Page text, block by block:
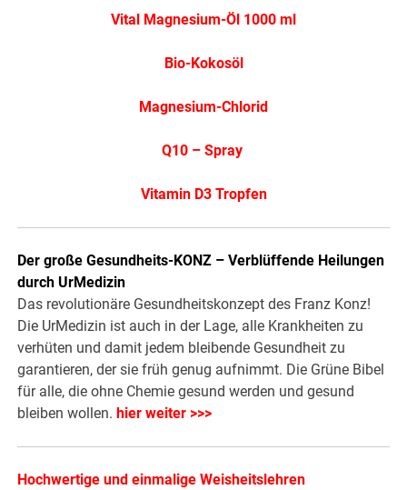
Vital Magnesium-Öl 1000 ml
Bio-Kokosöl
Magnesium-Chlorid
Q10 – Spray
Vitamin D3 Tropfen
Der große Gesundheits-KONZ – Verblüffende Heilungen
durch UrMedizin
Das revolutionäre Gesundheitskonzept des Franz Konz!
Die UrMedizin ist auch in der Lage, alle Krankheiten zu
verhüten und damit jedem bleibende Gesundheit zu
garantieren, der sie früh genug aufnimmt. Die Grüne Bibel
für alle, die ohne Chemie gesund werden und gesund
bleiben wollen. hier weiter >>>
Hochwertige und einmalige Weisheitslehren